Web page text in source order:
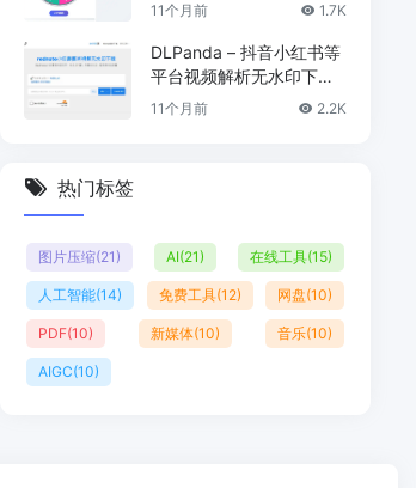
11个月前 1.7K
DLPanda – 抖音小红书等
平台视频解析无水印下载
工具
11个月前 2.2K
热门标签
图片压缩(21) AI(21) 在线工具(15)
人工智能(14) 免费工具(12) 网盘(10)
PDF(10) 新媒体(10) 音乐(10)
AIGC(10)